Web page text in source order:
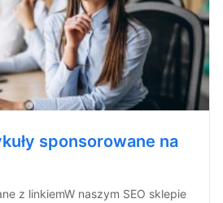
sponsorowane na
z linkiemW naszym SEO sklepie